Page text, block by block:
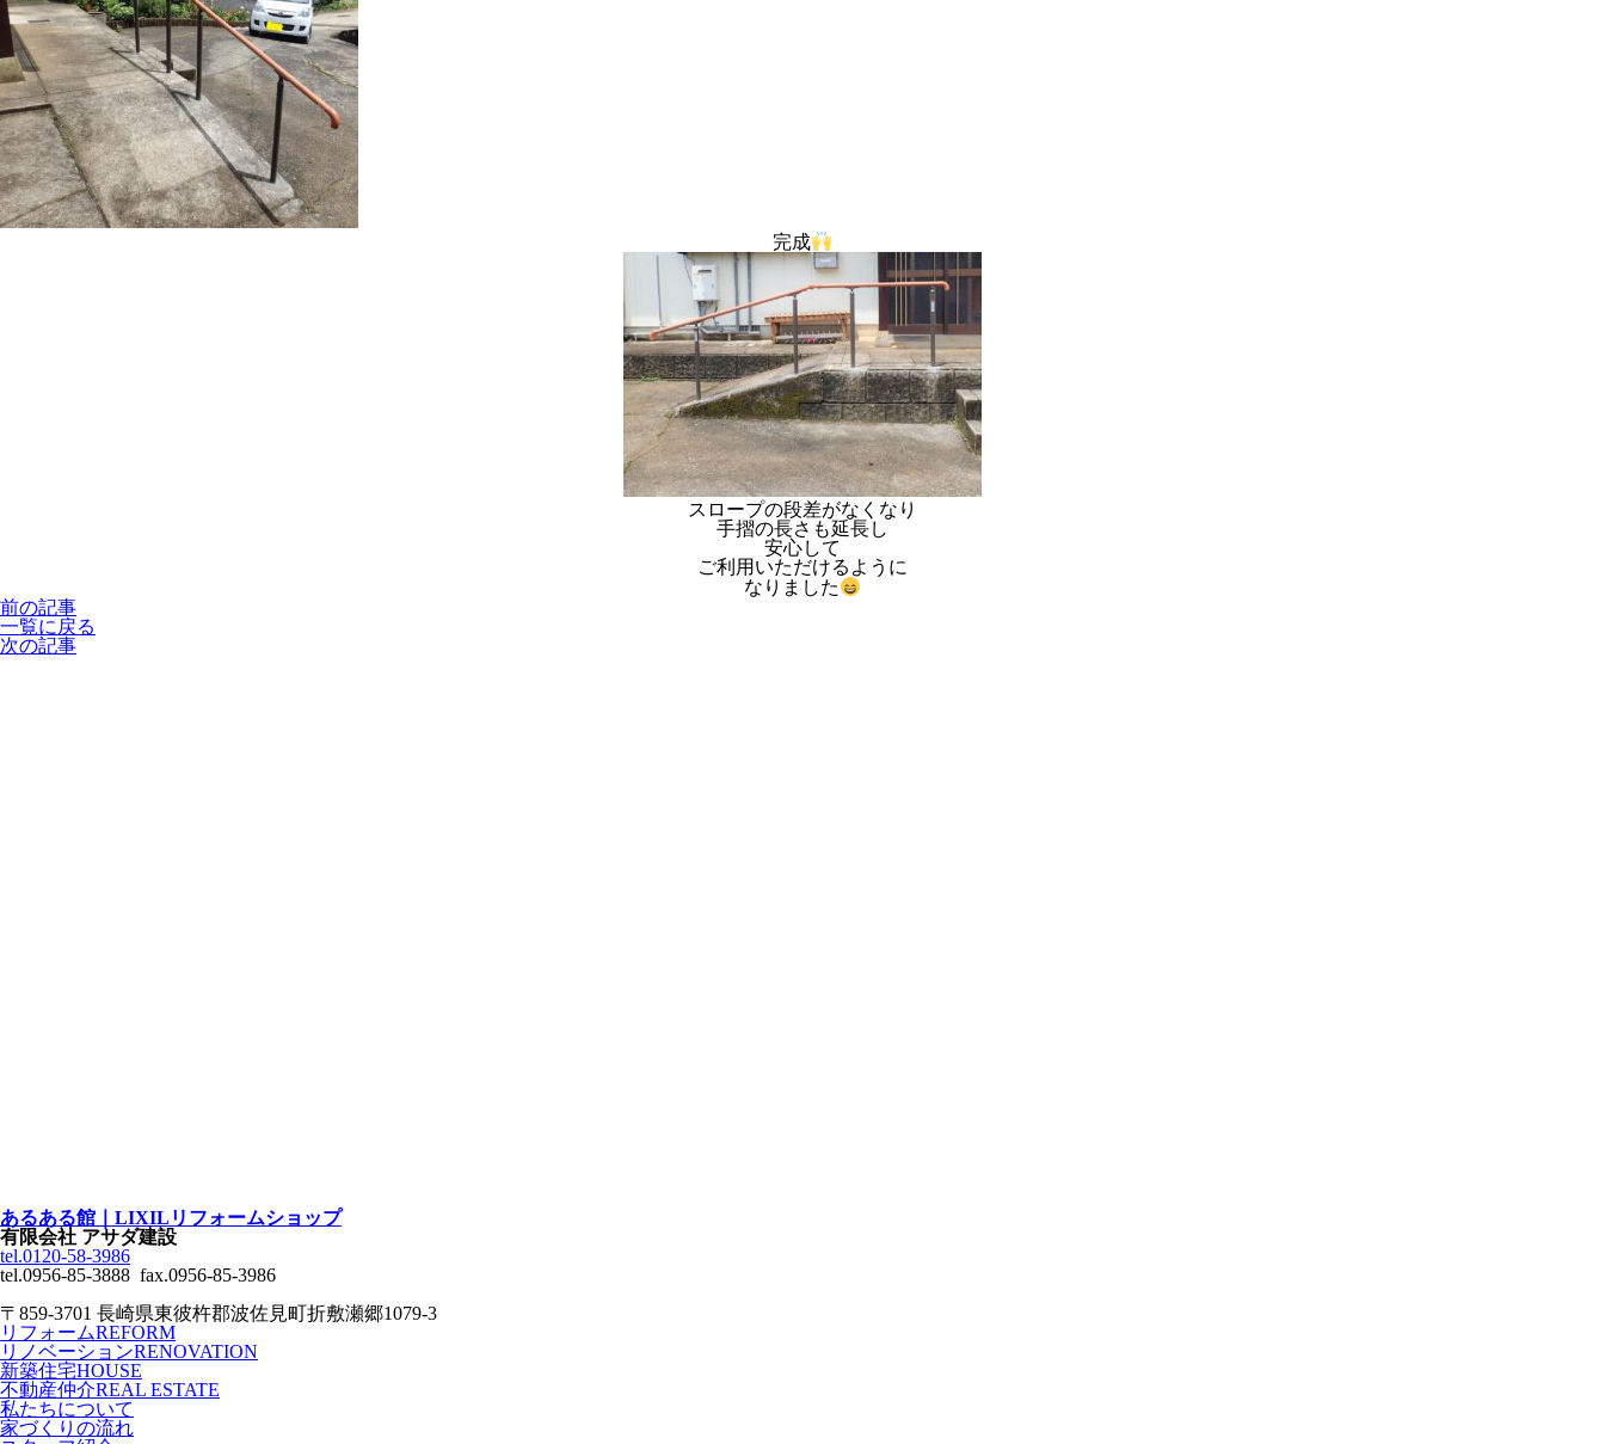
完成
スロープの段差がなくなり
手摺の長さも延長し
安心して
ご利用いただけるように
なりました
前の記事
一覧に戻る
次の記事
あるある館｜LIXILリフォームショップ
有限会社 アサダ建設
tel.0120-58-3986
tel.0956-85-3888 fax.0956-85-3986
〒859-3701 長崎県東彼杵郡波佐見町折敷瀬郷1079-3
リフォームREFORM
リノベーションRENOVATION
新築住宅HOUSE
不動産仲介REAL ESTATE
私たちについて
家づくりの流れ